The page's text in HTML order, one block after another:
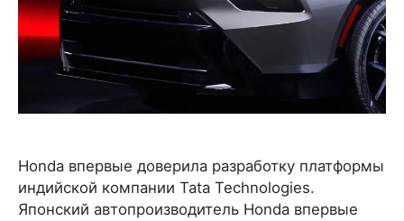
Honda впервые доверила разработку платформы
индийской компании Tata Technologies.
Японский автопроизводитель Honda впервые